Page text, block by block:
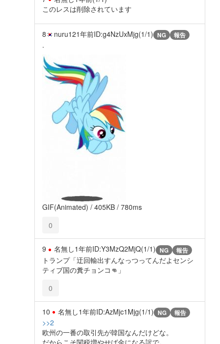
このレスは削除されています
8 nuru121年前ID:g4NzUxMjg(1/1) NG 報告
.
GIF(Animated) / 405KB / 780ms
0
9 名無し1年前ID:Y3MzQ2MjQ(1/1) NG 報告
トランプ「迂回輸出すんなっつってんだよセンシ
ティブ国の糞チョンコ👊」
0
10 名無し1年前ID:AzMjc1Mjg(1/1) NG 報告
>>2
欧州の一番の取引先が韓国なんだけどな。
だからこそ関税増やせば金になる訳で。